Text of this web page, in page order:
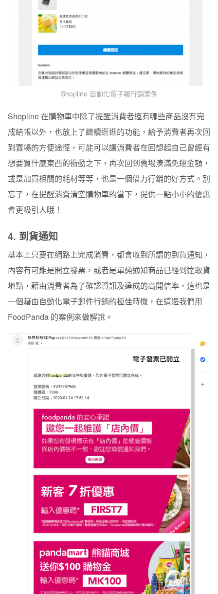
Shopline 自動化電子報行銷案例
Shopline在購物車中除了提醒消費者還有哪些商品沒有完
成結帳以外，也放上了繼續逛逛的功能，給予消費者再次回
到賣場的方便途徑，可能可以讓消費者在回想起自己曾經有
想要買什麼東西的衝動之下，再次回到賣場湊滿免運金額，
或是加買相關的耗材等等，也是一個借力行銷的好方式。別
忘了，在提醒消費清空購物車的當下，提供一點小小的優惠
會更吸引人哦！
4. 到貨通知
基本上只要在網路上完成消費，都會收到所謂的到貨通知，
內容有可能是開立發票，或者是單純通知商品已經到達取貨
地點，藉由消費者為了確認資訊及達成的高開信率，這也是
一個藉由自動化電子郵件行銷的極佳時機，在這邊我們用
FoodPanda 的案例來做解說。